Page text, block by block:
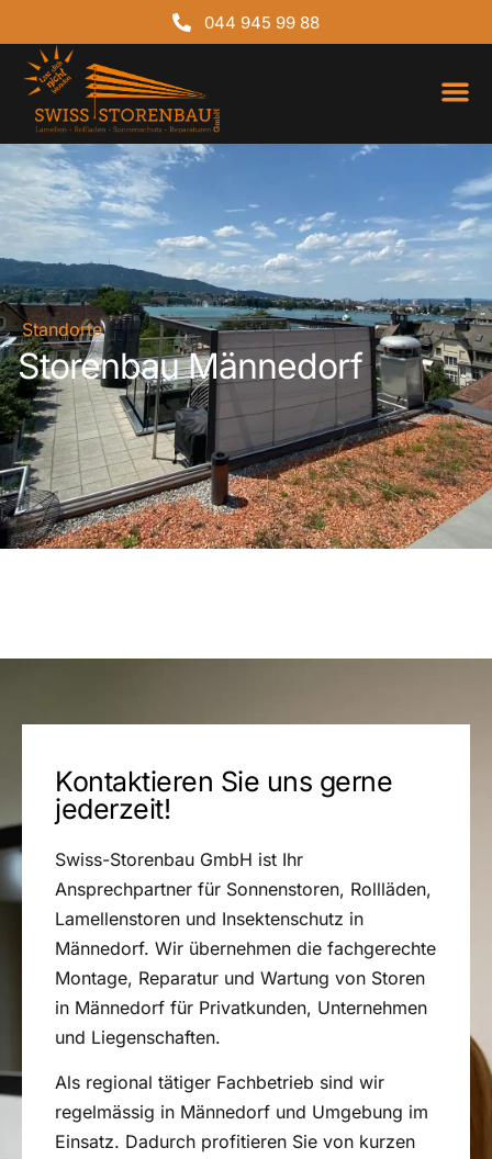
044 945 99 88
Standorte
Storenbau Männedorf
Kontaktieren Sie uns gerne
jederzeit!
Swiss-Storenbau GmbH ist Ihr
Ansprechpartner für Sonnenstoren, Rollläden,
Lamellenstoren und Insektenschutz in
Männedorf. Wir übernehmen die fachgerechte
Montage, Reparatur und Wartung von Storen
in Männedorf für Privatkunden, Unternehmen
und Liegenschaften.
Als regional tätiger Fachbetrieb sind wir
regelmässig in Männedorf und Umgebung im
Einsatz. Dadurch profitieren Sie von kurzen